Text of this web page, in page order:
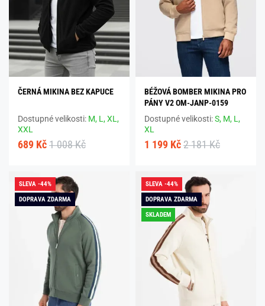
ČERNÁ MIKINA BEZ KAPUCE
Dostupné velikosti: M, L,XL,
XXL
689 Kč 1 008 Kč
BÉŽOVÁ BOMBER MIKINA PRO
PÁNY V2 OM-JANP-0159
Dostupné velikosti:S, M, L,
XL
1 199 Kč 2 181 Kč
SLEVA -44%
DOPRAVA ZDARMA
SLEVA -44%
DOPRAVA ZDARMA
SKLADEM